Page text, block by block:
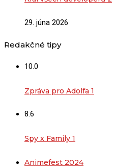
29. júna 2026
Redakčné tipy
10.0
Zpráva pro Adolfa 1
8.6
Spy x Family 1
Animefest 2024